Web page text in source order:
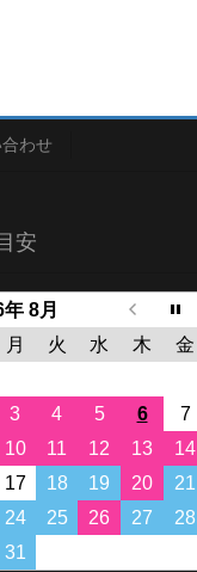
わせ
安
8月
月 火 水 木 金
3 4 5 6 7
10 11 12 13 14
17 18 19 20 21
24 25 26 27 28
31